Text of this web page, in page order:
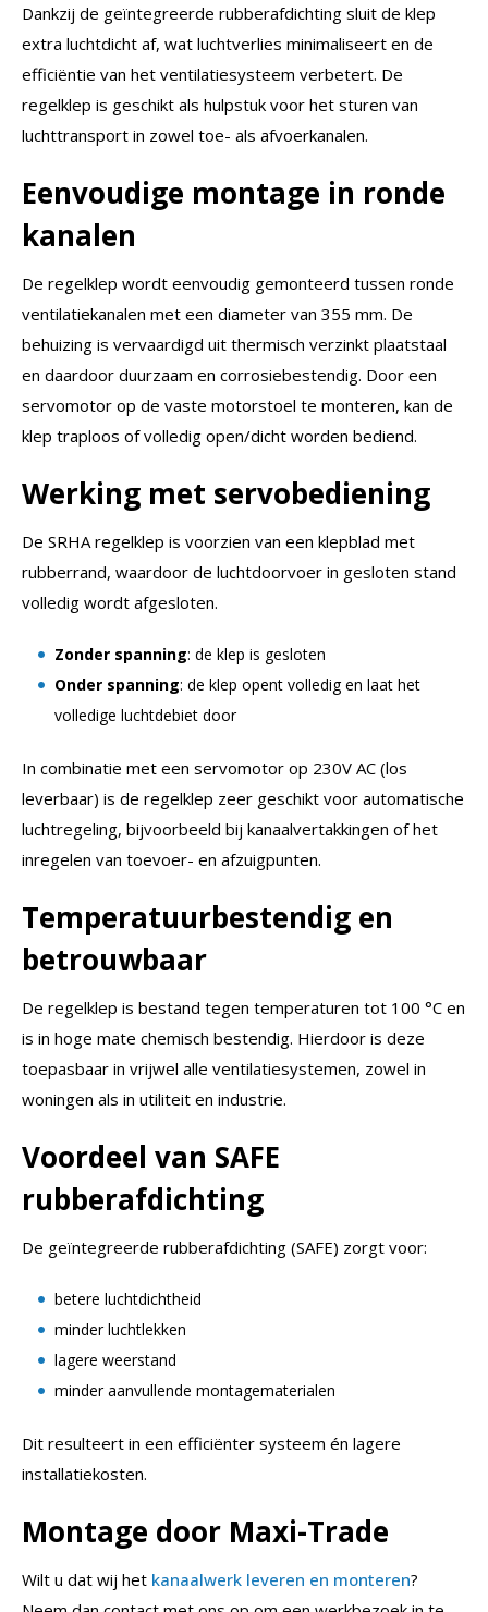
Dankzij de geïntegreerde rubberafdichting sluit de klep
extra luchtdicht af, wat luchtverlies minimaliseert en de
efficiëntie van het ventilatiesysteem verbetert. De
regelklep is geschikt als hulpstuk voor het sturen van
luchttransport in zowel toe- als afvoerkanalen.
Eenvoudige montage in ronde
kanalen
De regelklep wordt eenvoudig gemonteerd tussen ronde
ventilatiekanalen met een diameter van 355 mm. De
behuizing is vervaardigd uit thermisch verzinkt plaatstaal
en daardoor duurzaam en corrosiebestendig. Door een
servomotor op de vaste motorstoel te monteren, kan de
klep traploos of volledig open/dicht worden bediend.
Werking met servobediening
De SRHA regelklep is voorzien van een klepblad met
rubberrand, waardoor de luchtdoorvoer in gesloten stand
volledig wordt afgesloten.
Zonder spanning: de klep is gesloten
Onder spanning: de klep opent volledig en laat het
volledige luchtdebiet door
In combinatie met een servomotor op 230V AC (los
leverbaar) is de regelklep zeer geschikt voor automatische
luchtregeling, bijvoorbeeld bij kanaalvertakkingen of het
inregelen van toevoer- en afzuigpunten.
Temperatuurbestendig en
betrouwbaar
De regelklep is bestand tegen temperaturen tot 100 °C en
is in hoge mate chemisch bestendig. Hierdoor is deze
toepasbaar in vrijwel alle ventilatiesystemen, zowel in
woningen als in utiliteit en industrie.
Voordeel van SAFE
rubberafdichting
De geïntegreerde rubberafdichting (SAFE) zorgt voor:
betere luchtdichtheid
minder luchtlekken
lagere weerstand
minder aanvullende montagematerialen
Dit resulteert in een efficiënter systeem én lagere
installatiekosten.
Montage door Maxi-Trade
Wilt u dat wij het kanaalwerk leveren en monteren?